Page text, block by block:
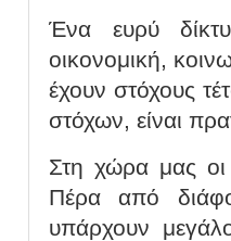
Ένα ευρύ
οικονομική,
έχουν στόχους
στόχων, είναι
Στη χώρα μας οι
Πέρα από
υπάρχουν